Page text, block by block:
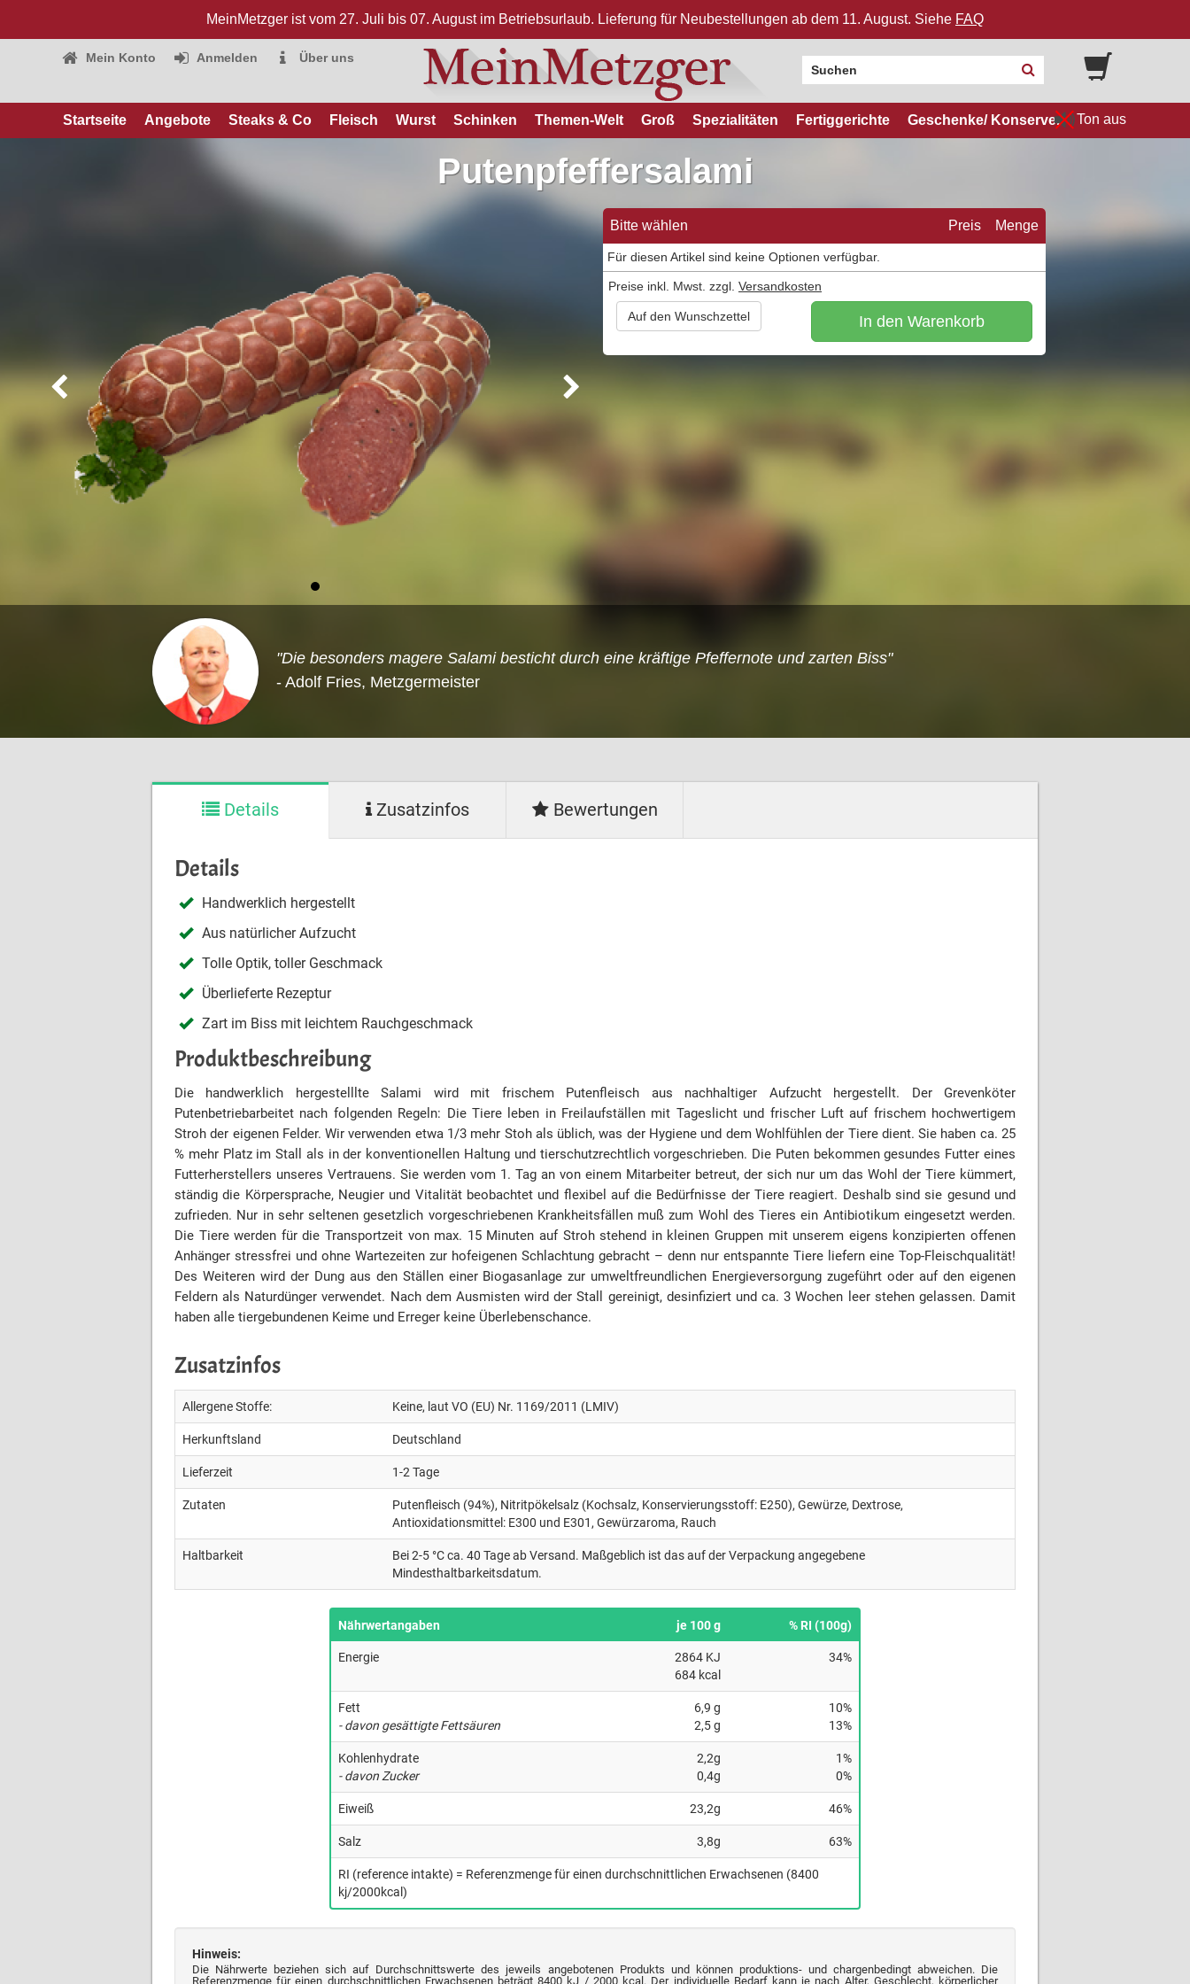
MeinMetzger ist vom 27. Juli bis 07. August im Betriebsurlaub. Lieferung für Neubestellungen ab dem 11. August. Siehe FAQ
Mein Konto Anmelden Über uns
Startseite Angebote Steaks & Co Fleisch Wurst Schinken Themen-Welt Groß Spezialitäten Fertiggerichte Geschenke/ Konserven Ton aus
Putenpfeffersalami
Bitte wählen Preis Menge
Für diesen Artikel sind keine Optionen verfügbar.
Preise inkl. Mwst. zzgl. Versandkosten
In den Warenkorb
Auf den Wunschzettel
"Die besonders magere Salami besticht durch eine kräftige Pfeffernote und zarten Biss"
- Adolf Fries, Metzgermeister
Details Zusatzinfos Bewertungen
Details
Handwerklich hergestellt
Aus natürlicher Aufzucht
Tolle Optik, toller Geschmack
Überlieferte Rezeptur
Zart im Biss mit leichtem Rauchgeschmack
Produktbeschreibung
Die handwerklich hergestelllte Salami wird mit frischem Putenfleisch aus nachhaltiger Aufzucht hergestellt. Der Grevenköter
Putenbetriebarbeitet nach folgenden Regeln: Die Tiere leben in Freilaufställen mit Tageslicht und frischer Luft auf frischem hochwertigem
Stroh der eigenen Felder. Wir verwenden etwa 1/3 mehr Stoh als üblich, was der Hygiene und dem Wohlfühlen der Tiere dient. Sie haben ca. 25
% mehr Platz im Stall als in der konventionellen Haltung und tierschutzrechtlich vorgeschrieben. Die Puten bekommen gesundes Futter eines
Futterherstellers unseres Vertrauens. Sie werden vom 1. Tag an von einem Mitarbeiter betreut, der sich nur um das Wohl der Tiere kümmert,
ständig die Körpersprache, Neugier und Vitalität beobachtet und flexibel auf die Bedürfnisse der Tiere reagiert. Deshalb sind sie gesund und
zufrieden. Nur in sehr seltenen gesetzlich vorgeschriebenen Krankheitsfällen muß zum Wohl des Tieres ein Antibiotikum eingesetzt werden.
Die Tiere werden für die Transportzeit von max. 15 Minuten auf Stroh stehend in kleinen Gruppen mit unserem eigens konzipierten offenen
Anhänger stressfrei und ohne Wartezeiten zur hofeigenen Schlachtung gebracht – denn nur entspannte Tiere liefern eine Top-Fleischqualität!
Des Weiteren wird der Dung aus den Ställen einer Biogasanlage zur umweltfreundlichen Energieversorgung zugeführt oder auf den eigenen
Feldern als Naturdünger verwendet. Nach dem Ausmisten wird der Stall gereinigt, desinfiziert und ca. 3 Wochen leer stehen gelassen. Damit
haben alle tiergebundenen Keime und Erreger keine Überlebenschance.
Zusatzinfos
Allergene Stoffe: Keine, laut VO (EU) Nr. 1169/2011 (LMIV)
Herkunftsland Deutschland
Lieferzeit 1-2 Tage
Zutaten
Putenfleisch (94%), Nitritpökelsalz (Kochsalz, Konservierungsstoff: E250), Gewürze, Dextrose,
Antioxidationsmittel: E300 und E301, Gewürzaroma, Rauch
Haltbarkeit
Bei 2-5 °C ca. 40 Tage ab Versand. Maßgeblich ist das auf der Verpackung angegebene
Mindesthaltbarkeitsdatum.
Nährwertangaben je 100 g % RI (100g)
Energie
2864 KJ
684 kcal
34%
Fett
- davon gesättigte Fettsäuren
6,9 g
2,5 g
10%
13%
Kohlenhydrate
- davon Zucker
2,2g
0,4g
1%
0%
Eiweiß 23,2g 46%
Salz 3,8g 63%
RI (reference intakte) = Referenzmenge für einen durchschnittlichen Erwachsenen (8400
kj/2000kcal)
Hinweis:
Die Nährwerte beziehen sich auf Durchschnittswerte des jeweils angebotenen Produkts und können produktions- und chargenbedingt abweichen. Die
Referenzmenge für einen durchschnittlichen Erwachsenen beträgt 8400 kJ / 2000 kcal. Der individuelle Bedarf kann je nach Alter, Geschlecht, körperlicher